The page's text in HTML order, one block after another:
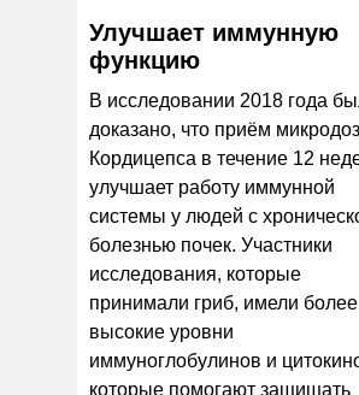
Улучшает иммунную
функцию
В исследовании 2018 года
доказано, что приём микродоз
Кордицепса в течение 12
улучшает работу иммунной
системы у людей с
болезнью почек. Участники
исследования, которые
принимали гриб, имели более
высокие уровни
иммуноглобулинов и
которые помогают защищать